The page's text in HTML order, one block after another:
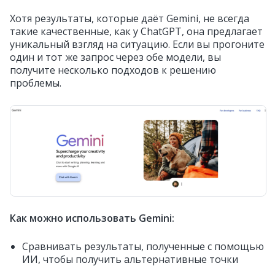
Хотя результаты, которые даёт Gemini, не всегда
такие качественные, как у ChatGPT, она предлагает
уникальный взгляд на ситуацию. Если вы прогоните
один и тот же запрос через обе модели, вы
получите несколько подходов к решению
проблемы.
Как можно использовать Gemini:
Сравнивать результаты, полученные с помощью
ИИ, чтобы получить альтернативные точки